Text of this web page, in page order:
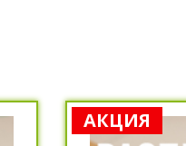
АКЦИЯ